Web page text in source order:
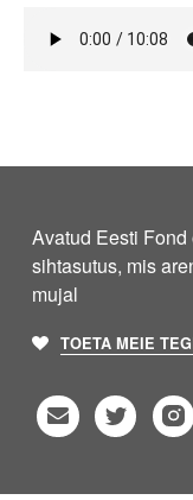
Avatud Eesti
sihtasutus, mis
mujal
TOETA MEIE